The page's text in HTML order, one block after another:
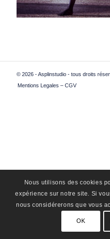
© 2026 - Asplinstudio - tous droits
Mentions Legales – CGV
Nous utilisons des cookies
expérience sur notre site. Si
nous considérerons que vous
OK